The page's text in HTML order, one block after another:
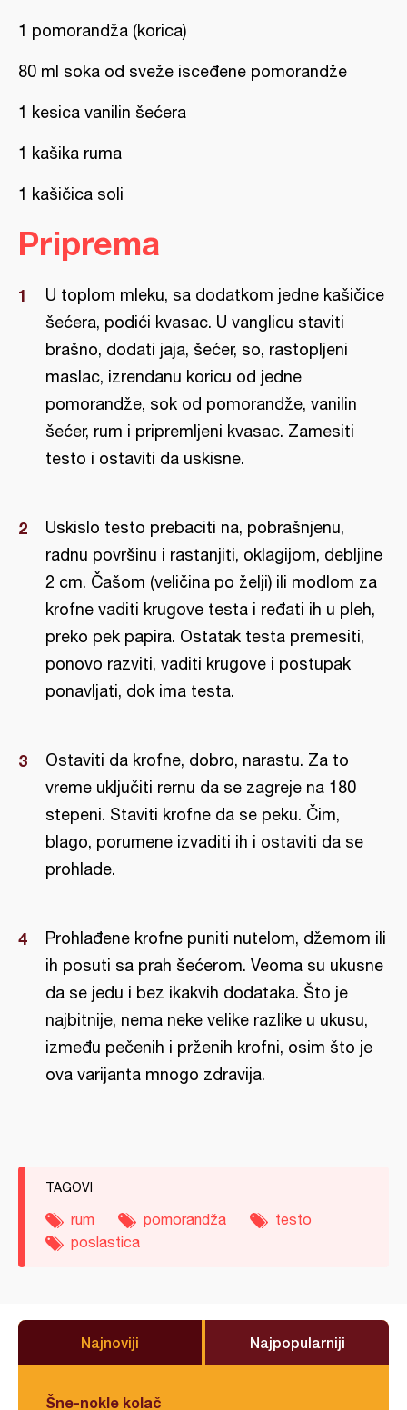
1 pomorandža (korica)
80 ml soka od sveže isceđene pomorandže
1 kesica vanilin šećera
1 kašika ruma
1 kašičica soli
Priprema
U toplom mleku, sa dodatkom jedne kašičice
šećera, podići kvasac. U vanglicu staviti
brašno, dodati jaja, šećer, so, rastopljeni
maslac, izrendanu koricu od jedne
pomorandže, sok od pomorandže, vanilin
šećer, rum i pripremljeni kvasac. Zamesiti
testo i ostaviti da uskisne.
Uskislo testo prebaciti na, pobrašnjenu,
radnu površinu i rastanjiti, oklagijom, debljine
2 cm. Čašom (veličina po želji) ili modlom za
krofne vaditi krugove testa i ređati ih u pleh,
preko pek papira. Ostatak testa premesiti,
ponovo razviti, vaditi krugove i postupak
ponavljati, dok ima testa.
Ostaviti da krofne, dobro, narastu. Za to
vreme uključiti rernu da se zagreje na 180
stepeni. Staviti krofne da se peku. Čim,
blago, porumene izvaditi ih i ostaviti da se
prohlade.
Prohlađene krofne puniti nutelom, džemom ili
ih posuti sa prah šećerom. Veoma su ukusne
da se jedu i bez ikakvih dodataka. Što je
najbitnije, nema neke velike razlike u ukusu,
između pečenih i prženih krofni, osim što je
ova varijanta mnogo zdravija.
TAGOVI
rum pomorandža
testo
poslastica
Najnoviji Najpopularniji
Šne-nokle kolač